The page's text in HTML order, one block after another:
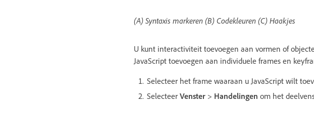
(A) Syntaxis markeren (B) Codekleuren (C) Haakjes
U kunt interactiviteit toevoegen aan vormen of
JavaScript toevoegen aan individuele frames en
Selecteer het frame waaraan u JavaScript wilt
Selecteer Venster > Handelingen om het